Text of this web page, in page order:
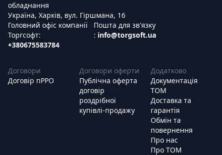
обладнання
Україна, Харків, вул. Гіршмана, 16
Головний офіс компанії
Торгсофт:
+380675583784
Пошта для зв'язку
: info@torgsoft.ua
Договори
Договір пРРО
Договори оферти
Публічна оферта
договір
роздрібної
купівлі-продажу
Додатково
Документація
ТОМ
Доставка та
гарантія
Обмін та
повернення
Про нас
Про ТОМ